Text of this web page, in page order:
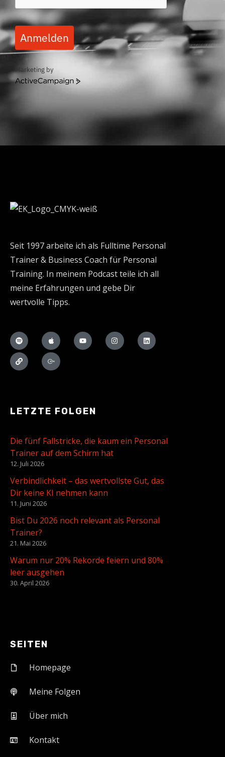
Anmelden
Marketing by
ActiveCampaign
Seit 1997 arbeite ich als Fulltime Personal
Trainer & Business Coach für Personal
Training. In meinem Podcast teile ich all
meine Erfahrungen und gebe Dir
wertvolle Tipps.
LETZTE FOLGEN
Die fünf Fallstricke, die kaum ein Personal
Trainer auf dem Schirm hat
12. Juli 2026
Verbindlichkeit – das wertvollste Gut, das
Dir keine KI nehmen kann
11. Juni 2026
Bist Du 2026 noch relevant als Personal
Trainer?
21. Mai 2026
Warum nur 20% Rekorde feiern und 80%
leer ausgehen
30. April 2026
SEITEN
Homepage
Meine Folgen
Über mich
Kontakt